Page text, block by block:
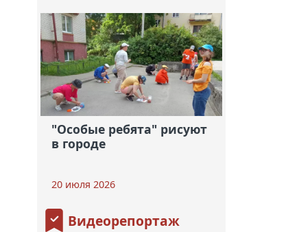
"Особые ребята" рисуют
в городе
20 июля 2026
Видеорепортаж